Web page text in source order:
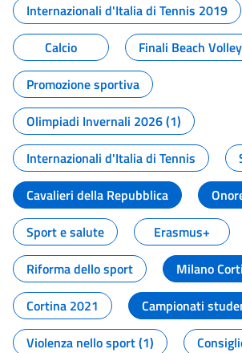
Internazionali d'Italia di Tennis 2019
Calcio
Finali Beach
Promozione sportiva
Olimpiadi Invernali 2026 (1)
Internazionali d'Italia di Tennis
Cavalieri della Repubblica
Sport e salute
Erasmus+
Riforma dello sport
Milano
Cortina 2021
Campionati
Violenza nello sport (1)